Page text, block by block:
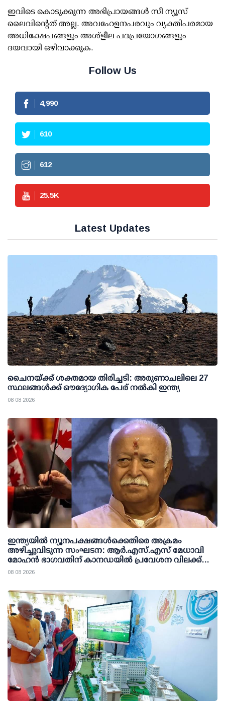
ഇവിടെ കൊടുക്കുന്ന അഭിപ്രായങ്ങള്‍ സീ ന്യൂസ്
ലൈവിന്റെത് അല്ല. അവഹേളനപരവും വ്യക്തിപരമായ
അധിക്ഷേപങ്ങളും അശ്‌ളീല പദപ്രയോഗങ്ങളും
ദയവായി ഒഴിവാക്കുക.
Follow Us
4,990
610
612
25.5K
Latest Updates
ചൈനയ്ക്ക് ശക്തമായ തിരിച്ചടി: അരുണാചലിലെ 27
സ്ഥലങ്ങള്‍ക്ക് ഔദ്യോഗിക പേര് നല്‍കി ഇന്ത്യ
08 08 2026
ഇന്ത്യയില്‍ ന്യൂനപക്ഷങ്ങള്‍ക്കെതിരെ അക്രമം
അഴിച്ചുവിടുന്ന സംഘടന: ആര്‍.എസ്.എസ് മേധാവി
മോഹന്‍ ഭാഗവതിന് കാനഡയില്‍ പ്രവേശന വിലക്ക്
ഏര്‍പ്പെടുത്തണമെന്ന് എന്‍.ഡി.പി
08 08 2026